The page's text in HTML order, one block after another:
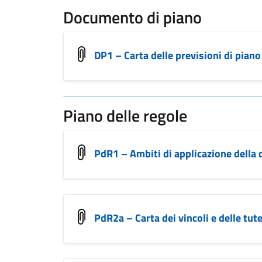
Documento di piano
DP1 – Carta delle previsioni di piano
Piano delle regole
PdR1 – Ambiti di applicazione della
PdR2a – Carta dei vincoli e delle